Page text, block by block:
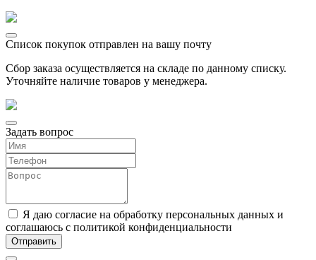
Список покупок отправлен на вашу почту
Сбор заказа осуществляется на складе по данному списку.
Уточняйте наличие товаров у менеджера.
Задать вопрос
Я даю согласие на обработку персональных данных и
соглашаюсь с политикой конфиденциальности